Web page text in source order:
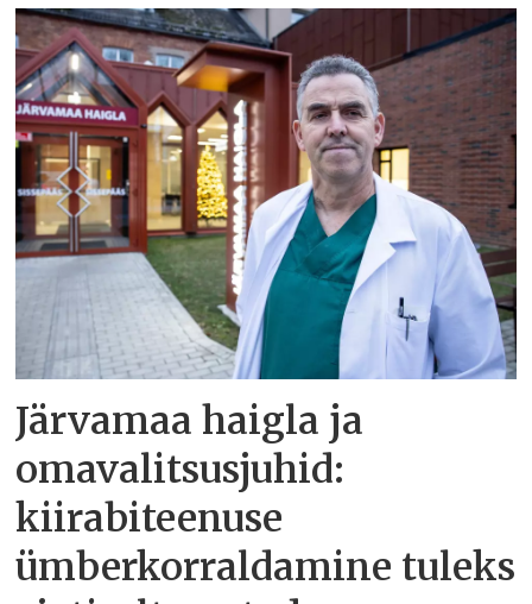
Järvamaa haigla ja
omavalitsusjuhid:
kiirabiteenuse
ümberkorraldamine tuleks